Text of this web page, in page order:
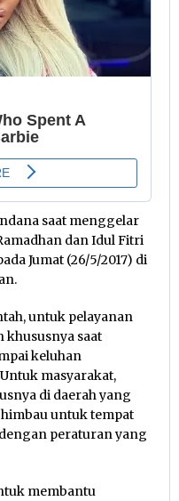
saat menggelar
dan Idul Fitri
Jumat (26/5/2017) di
untuk pelayanan
saat
keluhan
masyarakat,
di daerah yang
untuk tempat
peraturan yang
membantu